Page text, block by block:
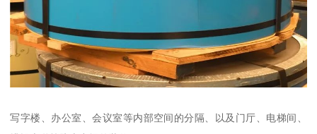
写字楼、办公室、会议室等内部空间的分隔、以及门厅、电梯间、